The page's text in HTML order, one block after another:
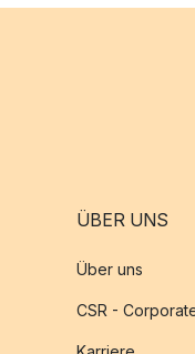
ÜBER UNS
Über uns
CSR -